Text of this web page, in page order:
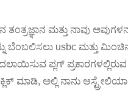
ಮತ್ತು ನಾವು
ಬೆಂಬಲಿಸಲು usbc ಮತ್ತು
ಪ್ಲಗ್ ಪ್ರಕಾರಗಳಲ್ಲಿರುವ
ಕ್ಲಿಕ್ ಮಾಡಿ, ಅಲ್ಲಿ ನಾನು